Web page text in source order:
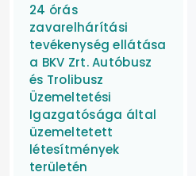
24 órás
zavarelhárítási
tevékenység ellátása
a BKV Zrt. Autóbusz
és Trolibusz
Üzemeltetési
Igazgatósága által
üzemeltetett
létesítmények
területén